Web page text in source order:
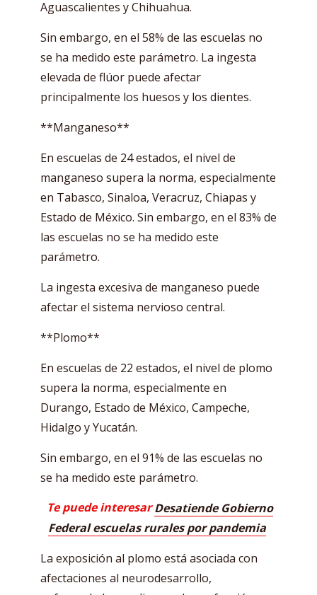
Aguascalientes y Chihuahua.
Sin embargo, en el 58% de las escuelas no
se ha medido este parámetro. La ingesta
elevada de flúor puede afectar
principalmente los huesos y los dientes.
**Manganeso**
En escuelas de 24 estados, el nivel de
manganeso supera la norma, especialmente
en Tabasco, Sinaloa, Veracruz, Chiapas y
Estado de México. Sin embargo, en el 83% de
las escuelas no se ha medido este
parámetro.
La ingesta excesiva de manganeso puede
afectar el sistema nervioso central.
**Plomo**
En escuelas de 22 estados, el nivel de plomo
supera la norma, especialmente en
Durango, Estado de México, Campeche,
Hidalgo y Yucatán.
Sin embargo, en el 91% de las escuelas no
se ha medido este parámetro.
Te puede interesarDesatiende Gobierno
Federal escuelas rurales por pandemia
La exposición al plomo está asociada con
afectaciones al neurodesarrollo,